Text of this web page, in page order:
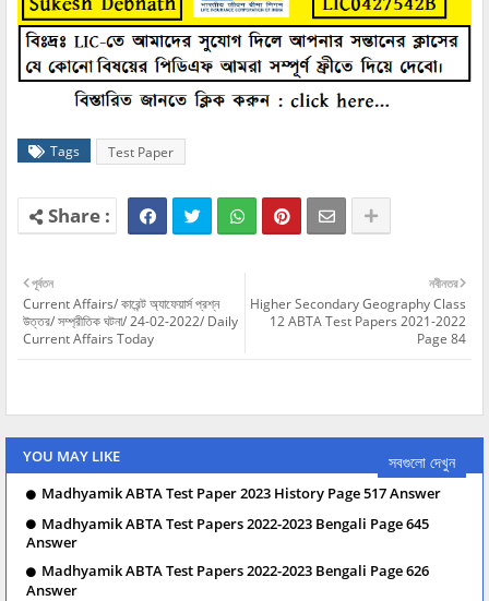
Tags Test Paper
নবীনতর
Higher Secondary Geography Class
12 ABTA Test Papers 2021-2022
Page 84
পূর্বতন
Current Affairs/ কারেন্ট অ্যাফেয়ার্স প্রশ্ন
উত্তর/ সম্প্রীতিক ঘটনা/ 24-02-2022/ Daily
Current Affairs Today
YOU MAY LIKE সবগুলো দেখুন
Madhyamik ABTA Test Paper 2023 History Page 517 Answer
Madhyamik ABTA Test Papers 2022-2023 Bengali Page 645
Answer
Madhyamik ABTA Test Papers 2022-2023 Bengali Page 626
Answer